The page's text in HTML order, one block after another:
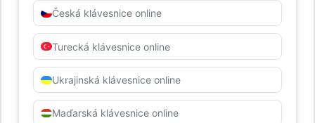
Česká klávesnice online
Turecká klávesnice online
Ukrajinská klávesnice online
Maďarská klávesnice online